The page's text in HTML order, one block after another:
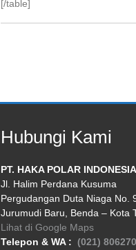
[/table]
Hubungi Kami
PT. HAKA POLAR
Jl. Halim Perdana Kusuma
Pergudangan Duta Niaga No.
Jurumudi Baru, Benda – Kota
Lihat di Google Maps
Telepon & WA : (021)